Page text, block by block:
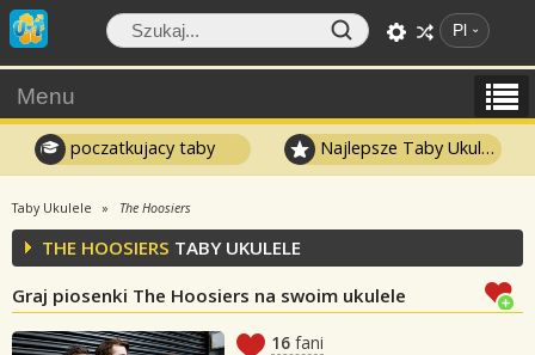
Pl
Menu
poczatkujacy taby Najlepsze Taby Ukulele
Taby Ukulele The Hoosiers
THE HOOSIERS TABY UKULELE
Graj piosenki The Hoosiers na swoim ukulele
16 fani